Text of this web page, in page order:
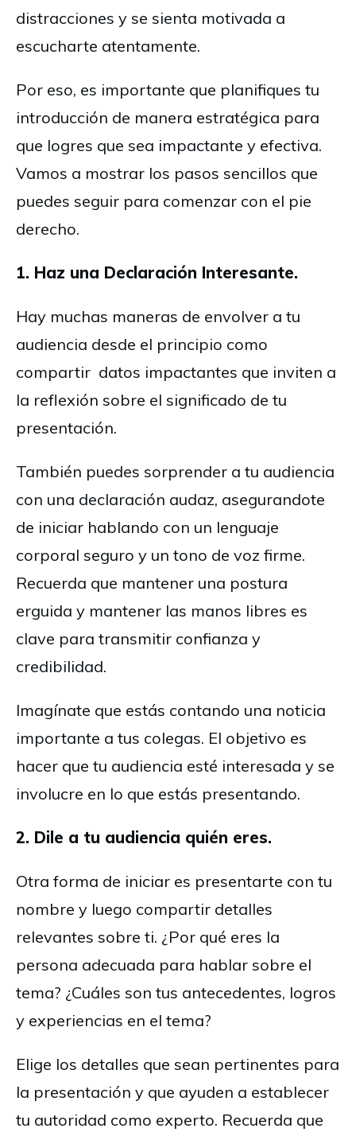
distracciones y se sienta motivada a
escucharte atentamente.
Por eso, es importante que planifiques tu
introducción de manera estratégica para
que logres que sea impactante y efectiva.
Vamos a mostrar los pasos sencillos que
puedes seguir para comenzar con el pie
derecho.
1. Haz una Declaración Interesante.
Hay muchas maneras de envolver a tu
audiencia desde el principio como
compartir datos impactantes que inviten a
la reflexión sobre el significado de tu
presentación.
También puedes sorprender a tu audiencia
con una declaración audaz, asegurandote
de iniciar hablando con un lenguaje
corporal seguro y un tono de voz firme.
Recuerda que mantener una postura
erguida y mantener las manos libres es
clave para transmitir confianza y
credibilidad.
Imagínate que estás contando una noticia
importante a tus colegas. El objetivo es
hacer que tu audiencia esté interesada y se
involucre en lo que estás presentando.
2. Dile a tu audiencia quién eres.
Otra forma de iniciar es presentarte con tu
nombre y luego compartir detalles
relevantes sobre ti. ¿Por qué eres la
persona adecuada para hablar sobre el
tema? ¿Cuáles son tus antecedentes, logros
y experiencias en el tema?
Elige los detalles que sean pertinentes para
la presentación y que ayuden a establecer
tu autoridad como experto. Recuerda que